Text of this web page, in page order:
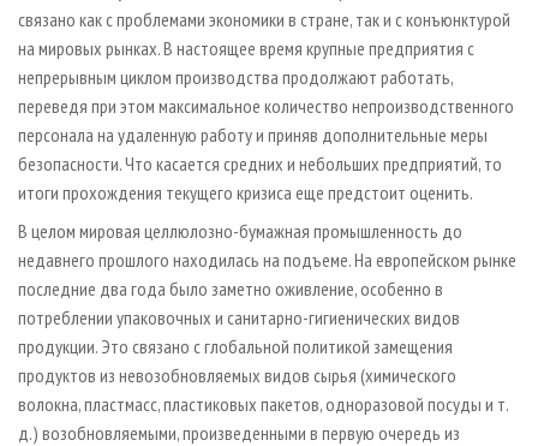
связано как с проблемами экономики в стране, так и с конъюнктурой
на мировых рынках. В настоящее время крупные предприятия с
непрерывным циклом производства продолжают работать,
переведя при этом максимальное количество непроизводственного
персонала на удаленную работу и приняв дополнительные меры
безопасности. Что касается средних и небольших предприятий, то
итоги прохождения текущего кризиса еще предстоит оценить.
В целом мировая целлюлозно-бумажная промышленность до
недавнего прошлого находилась на подъеме. На европейском рынке
последние два года было заметно оживление, особенно в
потреблении упаковочных и санитарно-гигиенических видов
продукции. Это связано с глобальной политикой замещения
продуктов из невозобновляемых видов сырья (химического
волокна, пластмасс, пластиковых пакетов, одноразовой посуды и т.
д.) возобновляемыми, произведенными в первую очередь из